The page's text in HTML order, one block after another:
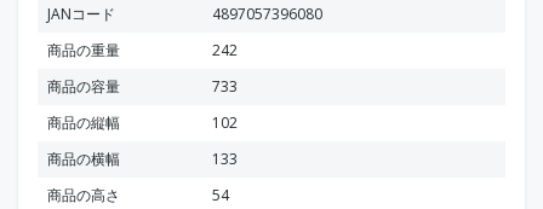
JANコード
4897057396080
商品の重量
242
商品の容量
733
商品の縦幅
102
商品の横幅
133
商品の高さ
54